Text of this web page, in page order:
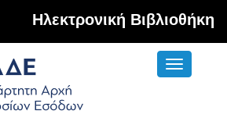
Hλεκτρονική Βιβλιοθήκη
Toggle